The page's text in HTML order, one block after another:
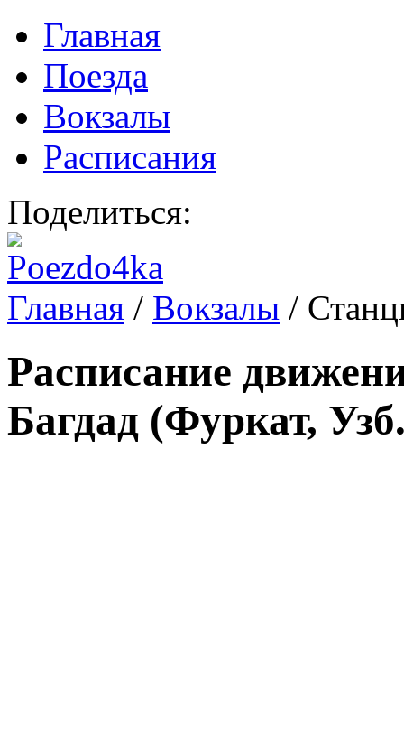
Главная
Поезда
Вокзалы
Расписания
Поделиться:
Главная / Вокзалы /
Расписание
Багдад (Фуркат,